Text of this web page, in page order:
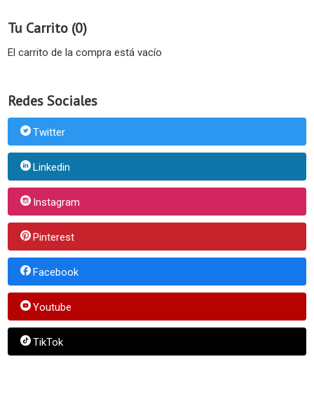
Tu Carrito (0)
El carrito de la compra está vacío
Redes Sociales
Twitter
Linkedin
Instagram
Pinterest
Facebook
Youtube
TikTok